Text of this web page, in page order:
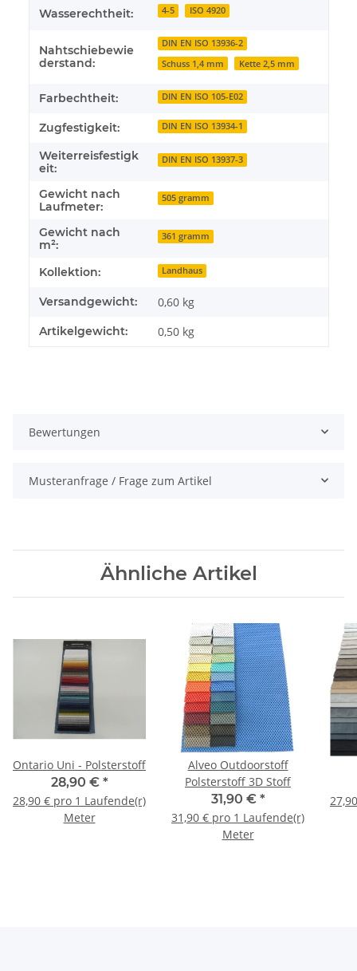
Wasserechtheit: 4-5 ISO 4920
Nahtschiebewie
derstand:
DIN EN ISO 13936-2
Schuss 1,4 mm
Kette 2,5 mm
Farbechtheit: DIN EN ISO 105-E02
Zugfestigkeit: DIN EN ISO 13934-1
Weiterreisfestigk
eit:
DIN EN ISO 13937-3
Gewicht nach
Laufmeter:
505 gramm
Gewicht nach
m²:
361 gramm
Kollektion: Landhaus
Versandgewicht: 0,60 kg
Artikelgewicht: 0,50 kg
Bewertungen
Musteranfrage / Frage zum Artikel
Ähnliche Artikel
Ontario Uni - Polsterstoff
28,90 € *
28,90 € pro 1 Laufende(r)
Meter
Alveo Outdoorstoff
Polsterstoff 3D Stoff
31,90 € *
31,90 € pro 1 Laufende(r)
Meter